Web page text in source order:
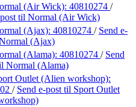
(Air Wick): 40810274 /
til Normal (Air Wick)
(Ajax): 40810274 / Send e-
(Ajax)
(Alama): 40810274 / Send
Normal (Alama)
Outlet (Alien workshop):
/ Send e-post til Sport Outlet